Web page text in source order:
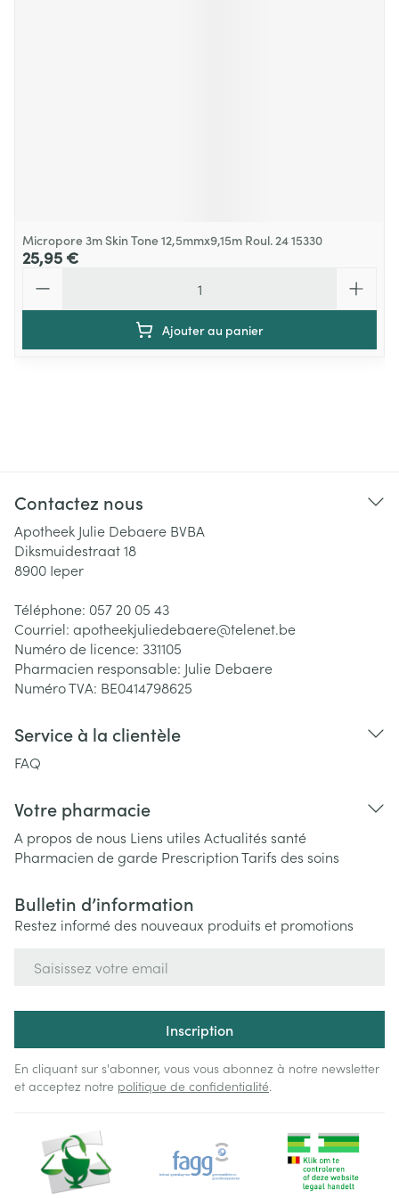
Micropore 3m Skin Tone 12,5mmx9,15m Roul. 24 15330
25,95 €
Ajouter au panier
Contactez nous
Apotheek Julie Debaere BVBA
Diksmuidestraat 18
8900 Ieper
Téléphone: 057 20 05 43
Courriel: apotheekjuliedebaere@telenet.be
Numéro de licence: 331105
Pharmacien responsable: Julie Debaere
Numéro TVA: BE0414798625
Service à la clientèle
FAQ
Votre pharmacie
A propos de nous Liens utiles Actualités santé
Pharmacien de garde PrescriptionTarifs des soins
Bulletin d’information
Restez informé des nouveaux produits et promotions
Inscription
En cliquant sur s'abonner, vous vous abonnez à notre newsletter
et acceptez notre politique de confidentialité.